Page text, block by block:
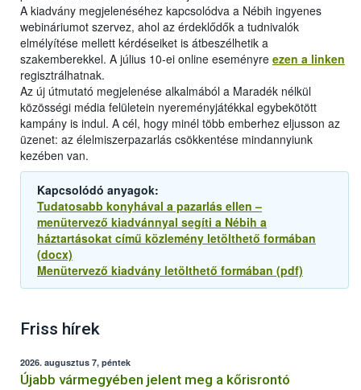
A kiadvány megjelenéséhez kapcsolódva a Nébih ingyenes
webináriumot szervez, ahol az érdeklődők a tudnivalók
elmélyítése mellett kérdéseiket is átbeszélhetik a
szakemberekkel. A július 10-ei online eseményre ezen a linken
regisztrálhatnak.
Az új útmutató megjelenése alkalmából a Maradék nélkül
közösségi média felületein nyereményjátékkal egybekötött
kampány is indul. A cél, hogy minél több emberhez eljusson az
üzenet: az élelmiszerpazarlás csökkentése mindannyiunk
kezében van.
Kapcsolódó anyagok:
Tudatosabb konyhával a pazarlás ellen –
menütervező kiadvánnyal segíti a Nébih a
háztartásokat című közlemény letölthető formában
(docx)
Menütervező kiadvány letölthető formában (pdf)
Friss hírek
2026. augusztus 7, péntek
Újabb vármegyében jelent meg a kőrisrontó